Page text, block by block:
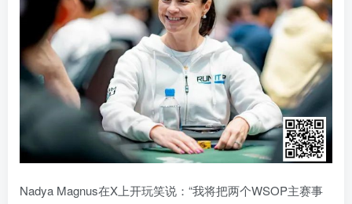
Nadya Magnus在X上开玩笑说：“我将把两个WSOP主赛事